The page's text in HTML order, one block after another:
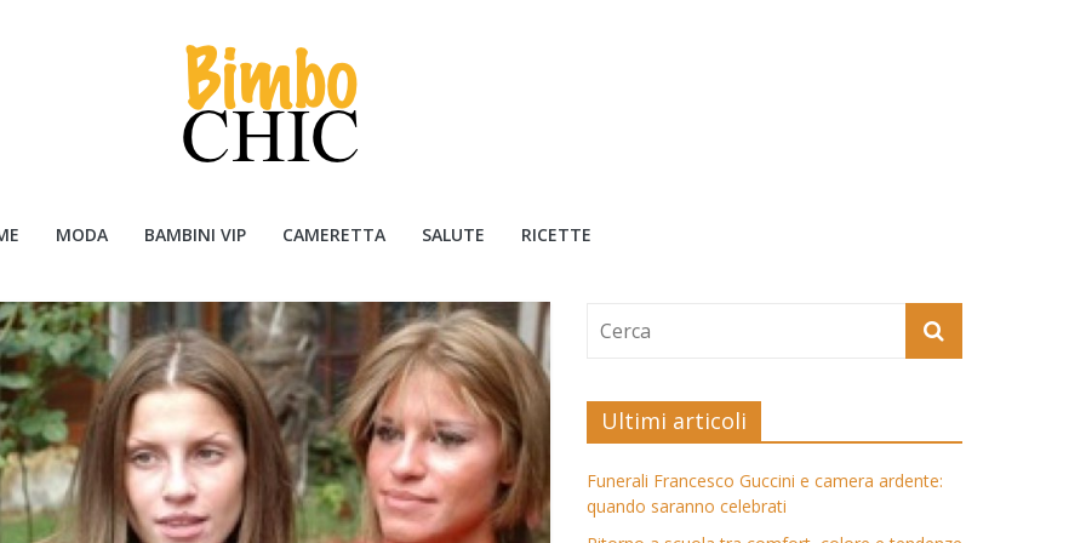
MODA BAMBINI VIP CAMERETTA SALUTE RICETTE
Ultimi articoli
Funerali Francesco Guccini e camera ardente:
quando saranno celebrati